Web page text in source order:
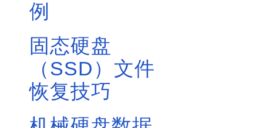
例
固态硬盘
（SSD）文件
恢复技巧